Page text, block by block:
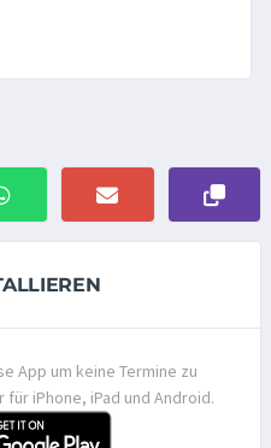
App um keine Termine zu
iPhone, iPad und Android.